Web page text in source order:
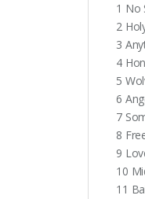
1 No
2
3
4
5
6
7
8
9
10
11